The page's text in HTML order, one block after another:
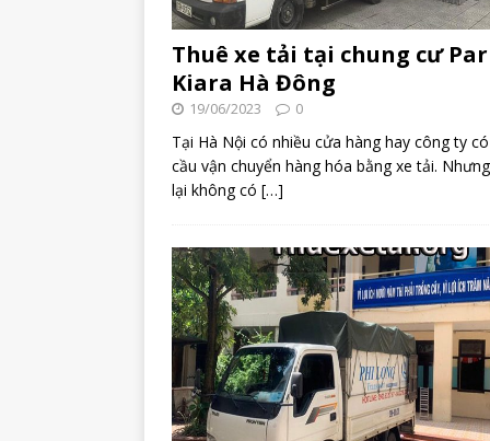
Thuê xe tải tại chung cư
Kiara Hà Đông
19/06/2023 0
Tại Hà Nội có nhiều cửa hàng hay công ty
cầu vận chuyển hàng hóa bằng xe tải.
lại không có […]